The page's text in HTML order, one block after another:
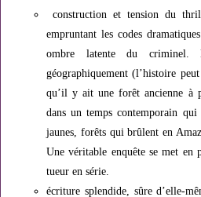
construction et tension du
empruntant les codes
ombre latente du criminel.
géographiquement (l’histoire
qu’il y ait une forêt ancienne à
dans un temps contemporain
jaunes, forêts qui brûlent en
Une véritable enquête se met en
tueur en série.
écriture splendide, sûre d’elle-